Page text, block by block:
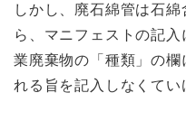
しかし、廃石綿管は石綿
ら
、マニフェストの記入
業廃棄物の「 種類」の欄
れる 旨 を記 入しなくてい